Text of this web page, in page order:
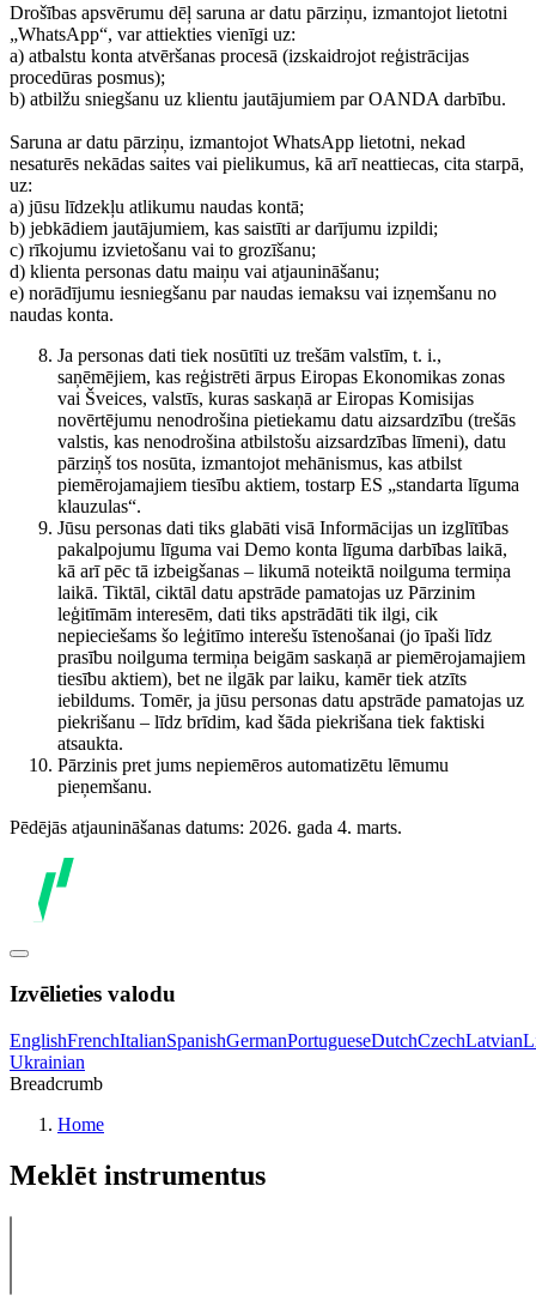
Drošības apsvērumu dēļ saruna ar datu pārziņu, izmantojot lietotni
„WhatsApp“, var attiekties vienīgi uz:
a) atbalstu konta atvēršanas procesā (izskaidrojot reģistrācijas
procedūras posmus);
b) atbilžu sniegšanu uz klientu jautājumiem par OANDA darbību.
Saruna ar datu pārziņu, izmantojot WhatsApp lietotni, nekad
nesaturēs nekādas saites vai pielikumus, kā arī neattiecas, cita starpā,
uz:
a) jūsu līdzekļu atlikumu naudas kontā;
b) jebkādiem jautājumiem, kas saistīti ar darījumu izpildi;
c) rīkojumu izvietošanu vai to grozīšanu;
d) klienta personas datu maiņu vai atjaunināšanu;
e) norādījumu iesniegšanu par naudas iemaksu vai izņemšanu no
naudas konta.
Ja personas dati tiek nosūtīti uz trešām valstīm, t. i.,
saņēmējiem, kas reģistrēti ārpus Eiropas Ekonomikas zonas
vai Šveices, valstīs, kuras saskaņā ar Eiropas Komisijas
novērtējumu nenodrošina pietiekamu datu aizsardzību (trešās
valstis, kas nenodrošina atbilstošu aizsardzības līmeni), datu
pārziņš tos nosūta, izmantojot mehānismus, kas atbilst
piemērojamajiem tiesību aktiem, tostarp ES „standarta līguma
klauzulas“.
Jūsu personas dati tiks glabāti visā Informācijas un izglītības
pakalpojumu līguma vai Demo konta līguma darbības laikā,
kā arī pēc tā izbeigšanas – likumā noteiktā noilguma termiņa
laikā. Tiktāl, ciktāl datu apstrāde pamatojas uz Pārzinim
leģitīmām interesēm, dati tiks apstrādāti tik ilgi, cik
nepieciešams šo leģitīmo interešu īstenošanai (jo īpaši līdz
prasību noilguma termiņa beigām saskaņā ar piemērojamajiem
tiesību aktiem), bet ne ilgāk par laiku, kamēr tiek atzīts
iebildums. Tomēr, ja jūsu personas datu apstrāde pamatojas uz
piekrišanu – līdz brīdim, kad šāda piekrišana tiek faktiski
atsaukta.
Pārzinis pret jums nepiemēros automatizētu lēmumu
pieņemšanu.
Pēdējās atjaunināšanas datums: 2026. gada 4. marts.
Izvēlieties valodu
EnglishFrenchItalianSpanishGermanPortugueseDutchCzechLatvian
Ukrainian
Breadcrumb
Home
Meklēt instrumentus